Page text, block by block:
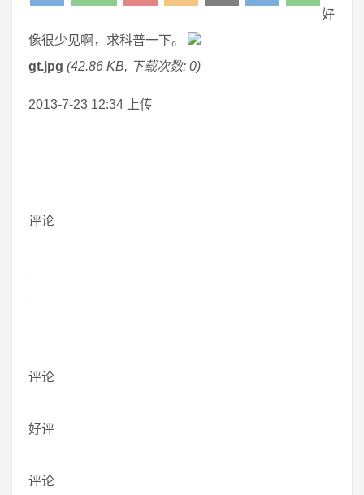
好
像很少见啊，求科普一下。
gt.jpg (42.86 KB, 下载次数: 0)
2013-7-23 12:34 上传
评论
评论
好评
评论